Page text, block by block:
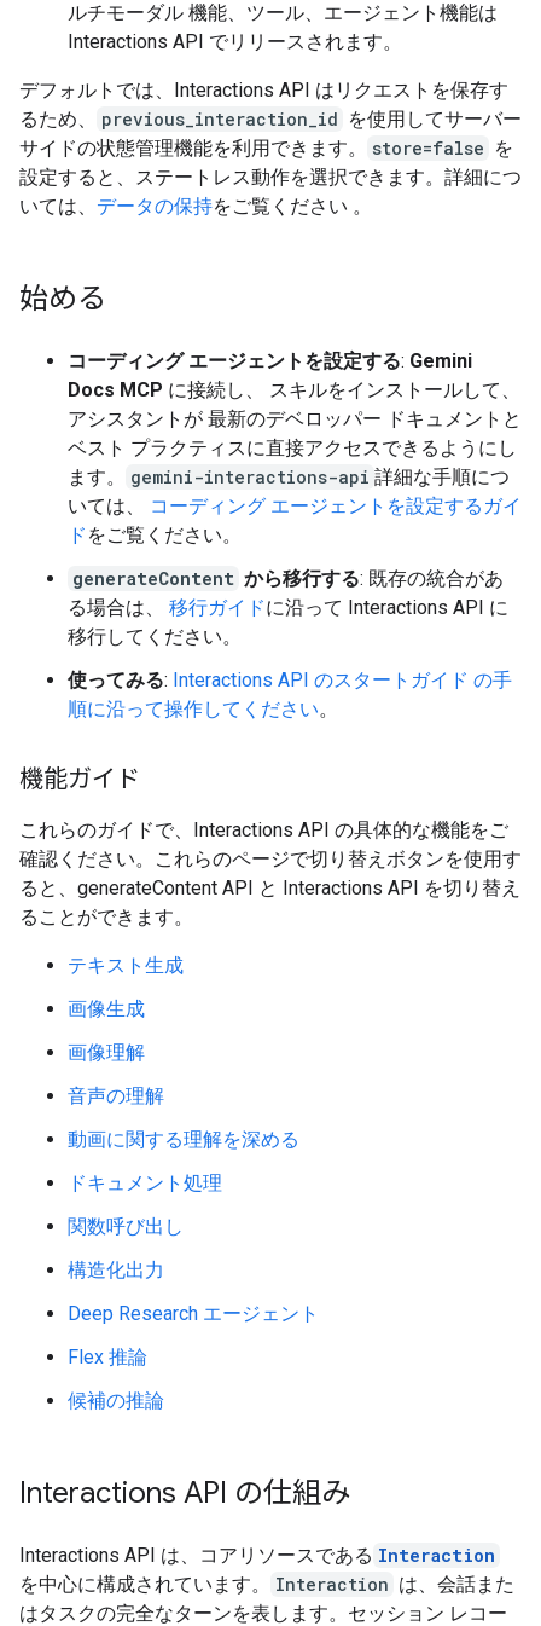
ルチモーダル 機能、ツール、エージェント機能は
Interactions API でリリースされます。
デフォルトでは、Interactions API はリクエストを保存す
るため、
previous_interaction_id を使用してサーバー
サイドの状態管理機能を利用できます。
store=false を
設定すると、ステートレス動作を選択できます。詳細につ
いては、 データの保持をご覧ください 。
始める
コーディング エージェントを設定する: Gemini
Docs MCP に接続し、 スキルをインストールして、
アシスタントが 最新のデベロッパー ドキュメントと
ベスト プラクティスに直接アクセスできるようにし
ます。
gemini-interactions-api 詳細な手順につ
いては、
コーディング エージェントを設定するガイ
ド をご覧ください。
generateContent から移行する: 既存の統合があ
る場合は、 移行ガイドに沿って Interactions API に
移行してください。
使ってみる: Interactions API のスタートガイド の手
順に沿って操作してください。
機能ガイド
これらのガイドで、Interactions API の具体的な機能をご
確認ください。これらのページで切り替えボタンを使用す
ると、generateContent API と Interactions API を切り替え
ることができます。
テキスト生成
画像生成
画像理解
音声の理解
動画に関する理解を深める
ドキュメント処理
関数呼び出し
構造化出力
Deep Research エージェント
Flex 推論
候補の推論
Interactions API の仕組み
Interactions API は、コアリソースである Interaction
を中心に構成されています。
Interaction は、会話また
はタスクの完全なターンを表します。セッション レコー